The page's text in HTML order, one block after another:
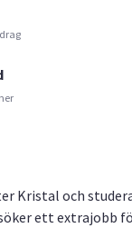
Kristal och
ett extrajobb